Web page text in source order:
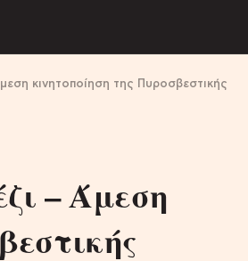
κινητοποίηση της Πυροσβεστικής
– Άμεση